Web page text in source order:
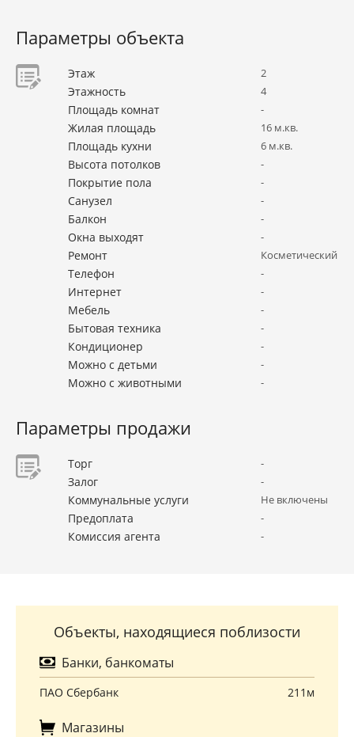
Параметры объекта
Этаж 2
Этажность 4
Площадь комнат -
Жилая площадь 16 м.кв.
Площадь кухни 6 м.кв.
Высота потолков -
Покрытие пола -
Санузел -
Балкон -
Окна выходят -
Ремонт Косметический
Телефон -
Интернет -
Мебель -
Бытовая техника -
Кондиционер -
Можно с детьми -
Можно с животными -
Параметры продажи
Торг -
Залог -
Коммунальные услуги Не включены
Предоплата -
Комиссия агента -
Объекты, находящиеся поблизости
Банки, банкоматы
ПАО Сбербанк 211м
Магазины